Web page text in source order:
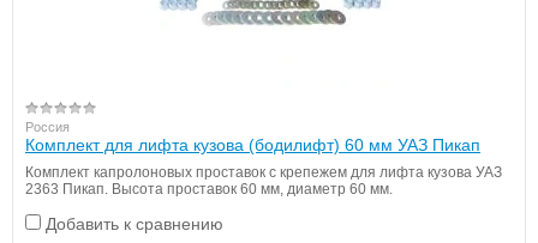
Россия
Комплект для лифта кузова (бодилифт) 60 мм УАЗ Пикап
Комплект капролоновых проставок с крепежем для лифта кузова УАЗ
2363 Пикап. Высота проставок 60 мм, диаметр 60 мм.
Добавить к сравнению